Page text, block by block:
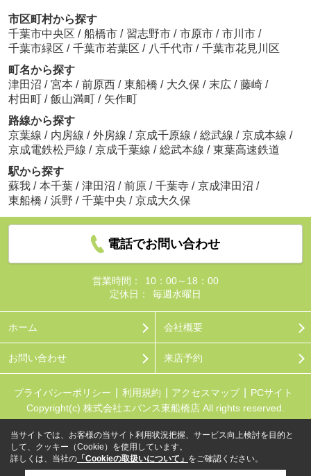
市区町村から探す
千葉市中央区 / 船橋市 / 習志野市 / 市原市 / 市川市 /
千葉市緑区 / 千葉市若葉区 / 八千代市 / 千葉市花見川区
町名から探す
津田沼 / 宮本 / 前原西 / 東船橋 / 大久保 / 末広 / 藤崎 /
村田町 / 飯山満町 / 矢作町
路線から探す
京葉線 / 内房線 / 外房線 / 京成千原線 / 総武線 / 京成本線 /
京成電鉄松戸線 / 京成千葉線 / 総武本線 / 東葉高速鉄道
駅から探す
蘇我 / 本千葉 / 津田沼 / 前原 / 千葉寺 / 京成津田沼 /
東船橋 / 浜野 / 千葉中央 / 京成大久保
電話でお問い合わせ
営業時間：
10：00～18：00
定休日：
毎週水曜日
ホーム 会社概要
お問い合わせ 来店予約
プライバシーポリシー 利用規約 アクセスマップ
PCサイト
Copyright(c) 株式会社エバンス東船橋店 All rights reserved.
当サイトでは、お客様の当サイト利用状況把握、サービス向上検討を目的と
して、クッキー（Cookie）を使用しています。
詳しくは、当社の 「Cookieの取扱いについて」 をご確認ください。